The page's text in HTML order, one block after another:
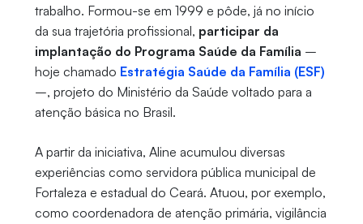
trabalho. Formou-se em 1999 e pôde, já no início
da sua trajetória profissional, participar da
implantação do Programa Saúde da Família –
hoje chamado Estratégia Saúde da Família (ESF)
–, projeto do Ministério da Saúde voltado para a
atenção básica no Brasil.
A partir da iniciativa, Aline acumulou diversas
experiências como servidora pública municipal de
Fortaleza e estadual do Ceará. Atuou, por exemplo,
como coordenadora de atenção primária, vigilância